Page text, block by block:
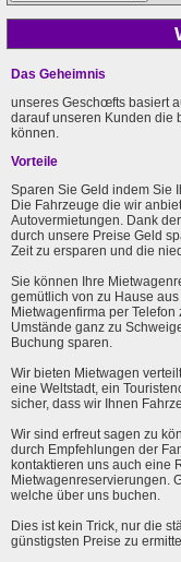
Das Geheimnis
unseres Geschœfts basiert
darauf unseren Kunden die
können.
Vorteile
Sparen Sie Geld indem Sie
Die Fahrzeuge die wir
Autovermietungen. Dank
durch unsere Preise Geld
Zeit zu ersparen und die
Sie können Ihre
gemütlich von zu Hause
Mietwagenfirma per
Umstände ganz zu
Buchung sparen.
Wir bieten Mietwagen
eine Weltstadt, ein
sicher, dass wir Ihnen
Wir sind erfreut sagen zu
durch Empfehlungen der
kontaktieren uns auch eine
Mietwagenreservierungen.
welche über uns buchen.
Dies ist kein Trick, nur die
günstigsten Preise zu